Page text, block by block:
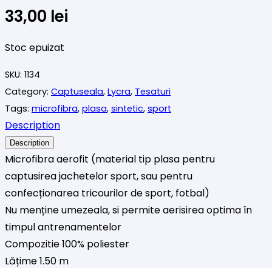
33,00 lei
Stoc epuizat
SKU: 1134
Category: Captuseala, Lycra, Tesaturi
Tags: microfibra, plasa, sintetic, sport
Description
Description
Microfibra aerofit (material tip plasa pentru
captusirea jachetelor sport, sau pentru
confecționarea tricourilor de sport, fotbal)
Nu menține umezeala, si permite aerisirea optima în
timpul antrenamentelor
Compozitie 100% poliester
Lățime 1.50 m